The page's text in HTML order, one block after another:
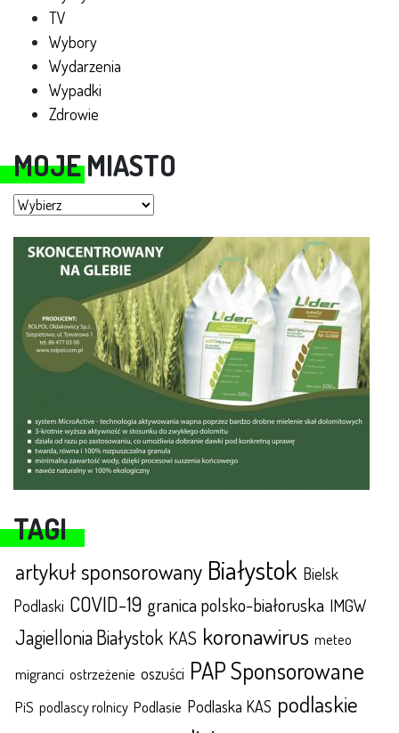
TV
Wybory
Wydarzenia
Wypadki
Zdrowie
MOJE MIASTO
Moje miasto
TAGI
artykuł sponsorowany Białystok Bielsk
Podlaski COVID-19 granica polsko-białoruska IMGW
Jagiellonia Białystok KAS koronawirus meteo
migranci ostrzeżenie oszuści PAP Sponsorowane
PiS podlascy rolnicy Podlasie Podlaska KAS podlaskie